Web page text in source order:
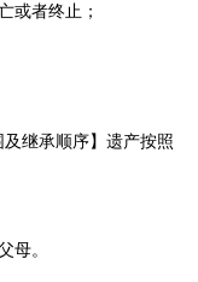
或者终止；
继承顺序】遗产按照
母。